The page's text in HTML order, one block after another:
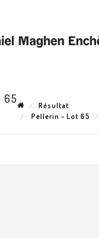
65
Résultat
Pellerin - Lot 65